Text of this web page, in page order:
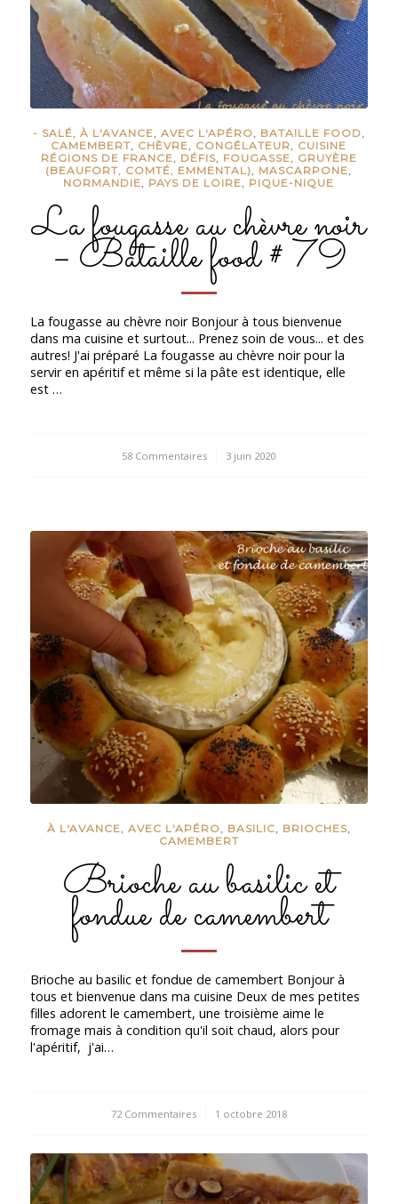
- SALÉ, À L'AVANCE, AVEC L'APÉRO, BATAILLE FOOD,
CAMEMBERT, CHÈVRE, CONGÉLATEUR, CUISINE
RÉGIONS DE FRANCE, DÉFIS, FOUGASSE, GRUYÈRE
(BEAUFORT, COMTÉ, EMMENTAL), MASCARPONE,
NORMANDIE, PAYS DE LOIRE, PIQUE-NIQUE
La fougasse au chèvre noir
– Bataille food # 79
La fougasse au chèvre noir Bonjour à tous bienvenue
dans ma cuisine et surtout... Prenez soin de vous... et des
autres! J'ai préparé La fougasse au chèvre noir pour la
servir en apéritif et même si la pâte est identique, elle
est …
58 Commentaires
/ 3 juin 2020
À L'AVANCE, AVEC L'APÉRO, BASILIC, BRIOCHES,
CAMEMBERT
Brioche au basilic et
fondue de camembert
Brioche au basilic et fondue de camembert Bonjour à
tous et bienvenue dans ma cuisine Deux de mes petites
filles adorent le camembert, une troisième aime le
fromage mais à condition qu'il soit chaud, alors pour
l'apéritif, j'ai…
72 Commentaires
/ 1 octobre 2018